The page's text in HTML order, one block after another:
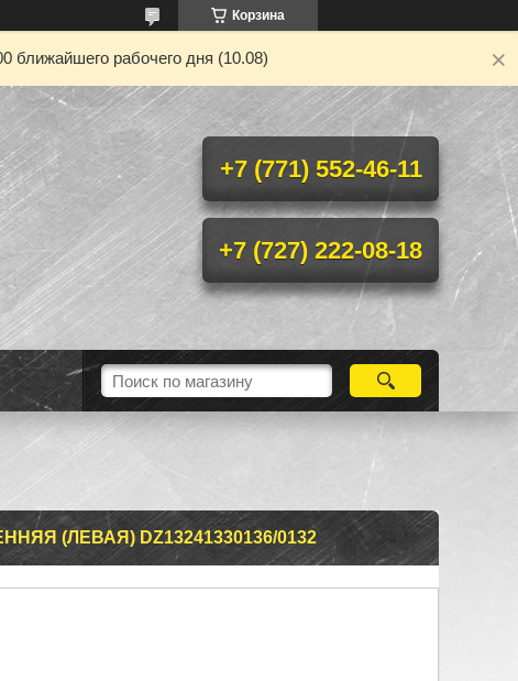
Корзина
ближайшего рабочего дня (10.08)
+7 (771) 552-46-11
+7 (727) 222-08-18
(ЛЕВАЯ) DZ13241330136/0132